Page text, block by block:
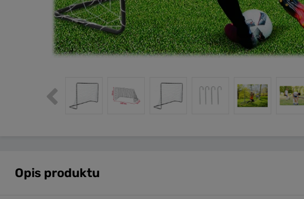
Opis produktu